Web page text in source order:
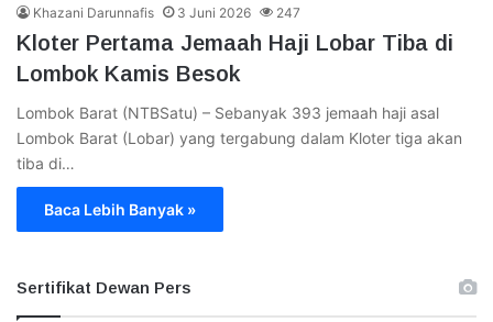
Khazani Darunnafis 3 Juni 2026 247
Kloter Pertama Jemaah Haji Lobar Tiba di
Lombok Kamis Besok
Lombok Barat (NTBSatu) – Sebanyak 393 jemaah haji asal
Lombok Barat (Lobar) yang tergabung dalam Kloter tiga akan
tiba di…
Baca Lebih Banyak »
Sertifikat Dewan Pers